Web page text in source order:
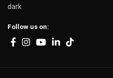
Follow us on: